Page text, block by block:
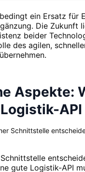
ein Ersatz für
Die Zukunft
beider
des agilen,
Aspekte:
API
Schnittstelle
gute Logistik-API